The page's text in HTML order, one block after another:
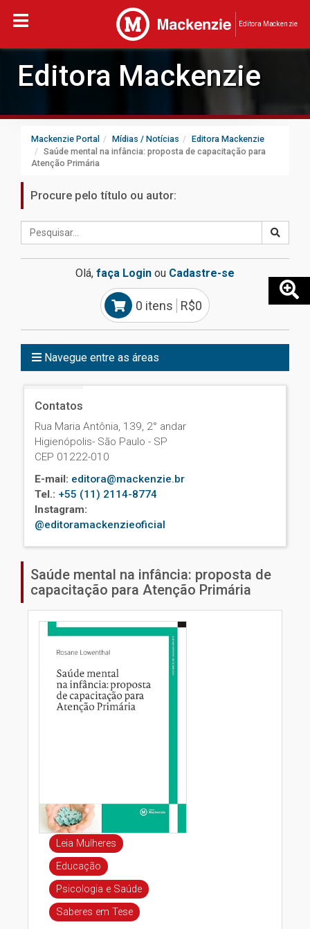
Editora Mackenzie
Editora Mackenzie
Mackenzie Portal Mídias / Notícias
Editora Mackenzie
Saúde mental na infância: proposta de capacitação para
Atenção Primária
Procure pelo título ou autor:
Olá, faça Login ou Cadastre-se
0 itens R$0
Navegue entre as áreas
Contatos
Rua Maria Antônia, 139, 2° andar
Higienópolis- São Paulo - SP
CEP 01222-010
E-mail: editora@mackenzie.br
Tel.: +55 (11) 2114-8774
Instagram:
@editoramackenzieoficial
Saúde mental na infância: proposta de
capacitação para Atenção Primária
Leia Mulheres
Educação
Psicologia e Saúde
Saberes em Tese